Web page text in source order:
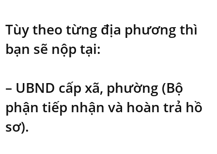
Tùy theo từng địa phương thì
bạn sẽ nộp tại:
– UBND cấp xã, phường (Bộ
phận tiếp nhận và hoàn trả hồ
sơ).